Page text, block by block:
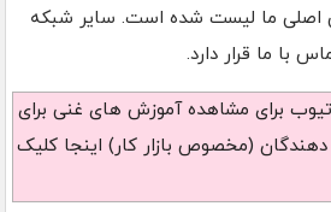
اصلی ما لیست شده است. سایر شبکه
با ما قرار دارد.
برای مشاهده آموزش های غنی برای
(مخصوص بازار کار) اینجا کلیک